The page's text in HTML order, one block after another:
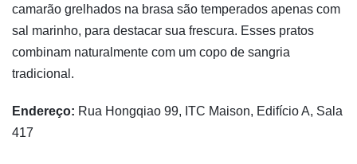
camarão grelhados na brasa são temperados apenas com
sal marinho, para destacar sua frescura. Esses pratos
combinam naturalmente com um copo de sangria
tradicional.
Endereço: Rua Hongqiao 99, ITC Maison, Edifício A, Sala
417